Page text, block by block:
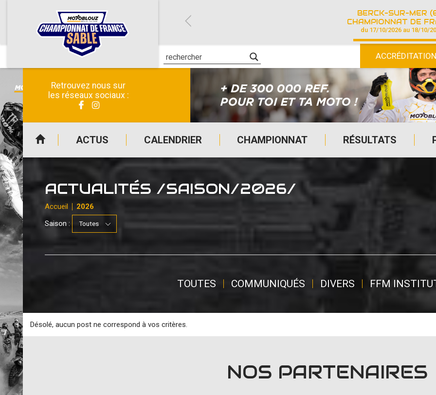
Retrouvez nous sur
les réseaux sociaux :
ACTUS CALENDRIER CHAMPIONNAT RÉSULTATS
BERCK-SUR-MER
CHAMPIONNAT DE FRANCE DE COURSE
du 17/10/2026 au 18/10/
ACTUALITÉS /SAISON/2026/
Accueil
2026
Saison :
TOUTES COMMUNIQUÉS DIVERS FFM
Désolé, aucun post ne correspond à vos critères.
NOS PARTENAIRES